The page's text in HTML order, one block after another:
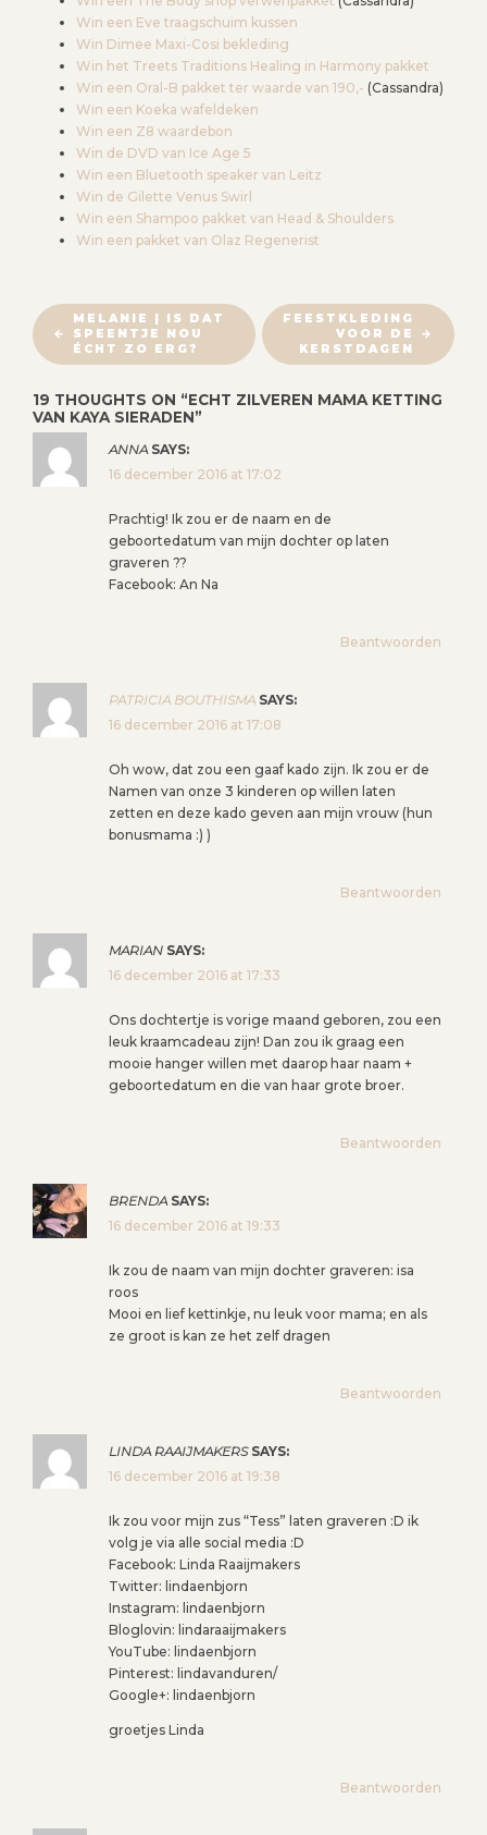
Win een Eve traagschuim kussen
Win Dimee Maxi-Cosi bekleding
Win het Treets Traditions Healing in Harmony pakket
Win een Oral-B pakket ter waarde van 190,- (Cassandra)
Win een Koeka wafeldeken
Win een Z8 waardebon
Win de DVD van Ice Age 5
Win een Bluetooth speaker van Leitz
Win de Gilette Venus Swirl
Win een Shampoo pakket van Head & Shoulders
Win een pakket van Olaz Regenerist
B
E
I
C
H
T
E
MELANIE | IS DAT
SPEENTJE NOU
ÉCHT ZO ERG?
FEESTKLEDING
VOOR DE
KERSTDAGEN
19 THOUGHTS ON “ECHT ZILVEREN MAMA KETTING
VAN KAYA SIERADEN”
ANNA SAYS:
16 december 2016 at 17:02
Prachtig! Ik zou er de naam en de
geboortedatum van mijn dochter op laten
graveren ??
Facebook: An Na
Beantwoorden
PATRICIA BOUTHISMA SAYS:
16 december 2016 at 17:08
Oh wow, dat zou een gaaf kado zijn. Ik zou er de
Namen van onze 3 kinderen op willen laten
zetten en deze kado geven aan mijn vrouw (hun
bonusmama :) )
Beantwoorden
MARIAN SAYS:
16 december 2016 at 17:33
Ons dochtertje is vorige maand geboren, zou een
leuk kraamcadeau zijn! Dan zou ik graag een
mooie hanger willen met daarop haar naam +
geboortedatum en die van haar grote broer.
Beantwoorden
BRENDA SAYS:
16 december 2016 at 19:33
Ik zou de naam van mijn dochter graveren: isa
roos
Mooi en lief kettinkje, nu leuk voor mama; en als
ze groot is kan ze het zelf dragen
Beantwoorden
LINDA RAAIJMAKERS SAYS:
16 december 2016 at 19:38
Ik zou voor mijn zus “Tess” laten graveren :D ik
volg je via alle social media :D
Facebook: Linda Raaijmakers
Twitter: lindaenbjorn
Instagram: lindaenbjorn
Bloglovin: lindaraaijmakers
YouTube: lindaenbjorn
Pinterest: lindavanduren/
Google+: lindaenbjorn
groetjes Linda
Beantwoorden